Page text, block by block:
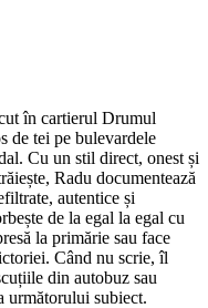
în cartierul Drumul
de tei pe bulevardele
Cu un stil direct, onest și
Radu documentează
autentice și
de la egal la egal cu
la primărie sau face
Când nu scrie, îl
din autobuz sau
următorului subiect.